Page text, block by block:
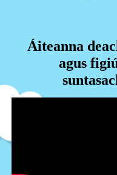
Áiteanna
agus